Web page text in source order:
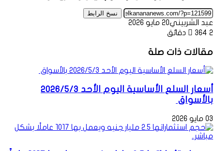
نسخ الرابط
عبد الشربيني20 مايو 2026
364 2 دقائق
مقالات ذات صلة
أسعار السلع الأساسية اليوم الأحد 2026/5/3
بالأسواق
03 مايو 2026